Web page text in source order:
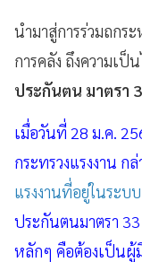
นำมาสู่การร่วมถกระ
การคลัง ถึงความเป็
ประกันตน มาตรา
เมื่อวันที่ 28 ม.ค.
กระทรวงแรงงาน กล่
แรงงานที่อยู่ในระบบ
ประกันตนมาตรา
หลักๆ คือต้องเป็นผู้